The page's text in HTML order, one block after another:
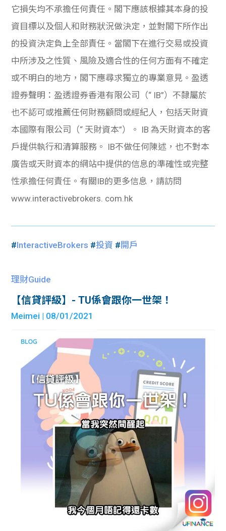
它損失均不承擔任何責任。閣下應該根據其本身的投
資目標以及個人和財務狀況做決定，並對閣下所作出
的投資決定負上全部責任。當閣下在進行交易或投資
中所涉及之性質、風險及適合性的任何方面有不確定
或不明白的地方，閣下應尋求獨立的專業意見。盈透
證券聲明：盈透證券香港有限公司（“ IB”）不隸屬於
也不認可或推薦任何財務顧問或經紀人，包括天財資
本國際有限公司（“ 天財資本”）。 IB 為天財資本的客
戶提供執行和清算服務。 IB不做任何陳述，也不對本
廣告或天財資本的網站中提供的信息的準確性或完整
性承擔任何責任。有關IB的更多信息，請訪問
www.interactivebrokers. com.hk
#InteractiveBrokers #投資 # 開戶
理財Guide
【信貸評級】- TU係會跟你一世架！
Meimei | 08/01/2021